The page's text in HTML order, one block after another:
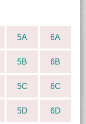
5A 6A
5B 6B
5C 6C
5D 6D